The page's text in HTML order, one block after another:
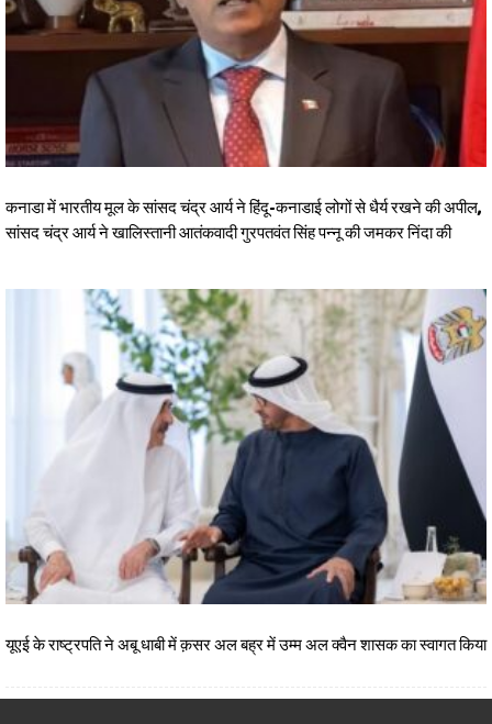
कनाडा में भारतीय मूल के सांसद चंद्र आर्य ने हिंदू-कनाडाई लोगों से धैर्य रखने की अपील,
सांसद चंद्र आर्य ने खालिस्तानी आतंकवादी गुरपतवंत सिंह पन्नू की जमकर निंदा की
यूएई के राष्ट्रपति ने अबू धाबी में क़सर अल बह्र में उम्म अल क्वैन शासक का स्वागत किया